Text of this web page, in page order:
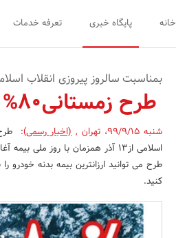
خانه پایگاه خبری تعرفه خدمات
بمناسبت سالروز پیروزی انقلاب
طرح زمستانی80% تخفیف بیمه بدنه بیمه پارسیان
شنبه 99/9/15 ، تهران ,(اخبار رسمی):
کنید.